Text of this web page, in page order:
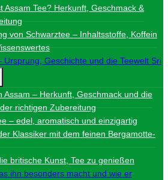
Assam Tee? Herkunft, Geschmack &
von Schwarztee – Inhaltsstoffe, Koffein
Ursprung, Geschichte und die Teewelt Sri
Assam – Herkunft, Geschmack und die
richtigen Zubereitung
– edel, aromatisch und einzigartig
Klassiker mit dem feinen Bergamotte-
britische Kunst, Tee zu genießen
ihn besonders macht und wie er